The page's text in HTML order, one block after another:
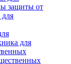
защиты от
для
для